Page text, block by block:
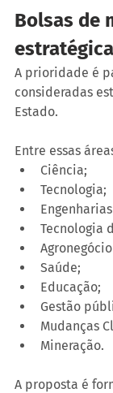
Bolsas de
A prioridade é
consideradas
Estado.
Entre essas
Ciência;
Tecnologia;
Tecnologia
Saúde;
Educação;
Gestão
Mudanças
Mineração.
A proposta é